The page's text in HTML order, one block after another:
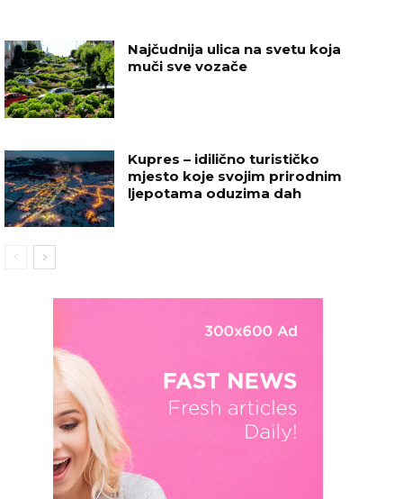
Najčudnija ulica na svetu koja
muči sve vozače
Kupres – idilično turističko
mjesto koje svojim prirodnim
ljepotama oduzima dah